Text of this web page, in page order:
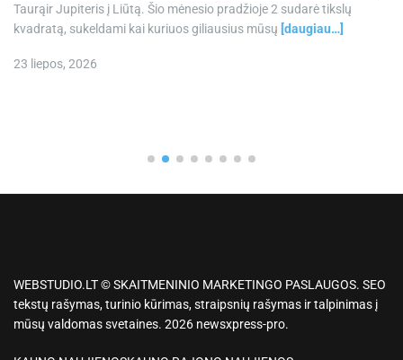
Taurąir Jupiteris į Liūtą. Šio mėnesio pradžioje 2 sudarė tikslų
kvadratą, sukeldami kai kuriuos giliausius mūsų [daugiau…]
23 liepos, 2026
WEBSTUDIO.LT © SKAITMENINIO MARKETINGO PASLAUGOS. SEO
tekstų rašymas, turinio kūrimas, straipsnių rašymas ir talpinimas į
mūsų valdomas svetaines. 2026 newsxpress-pro.